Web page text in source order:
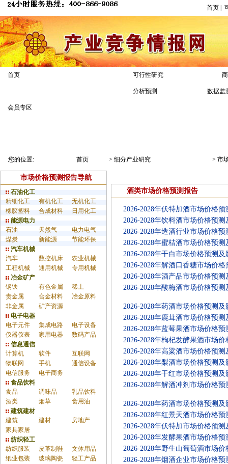
首页
首页 可行性研究
分析预测 数据监
会员专区
您的位置: 首页 > 细分产业研究 > 市
市场价格预测报告导航
石油化工
精细化工
有机化工
无机化工
橡胶塑料
合成材料
日用化工
能源电力
石油
天然气
电力电气
煤炭
新能源
节能环保
汽车机械
汽车
数控机床
农业机械
工程机械
通用机械
专用机械
冶金矿产
钢铁
有色金属
稀土
贵金属
合金材料
冶金原料
非金属
矿产资源
电子电器
电子元件
集成电路
电子设备
仪器仪表
家用电器
数码产品
信息通信
计算机
软件
互联网
物联网
手机
通信设备
电信服务
电子商务
食品饮料
食品
调味品
乳品饮料
酒类
烟草
食用油
建筑建材
建筑
建材
房地产
家具家居
纺织轻工
纺织服装
皮革制鞋
文体用品
纸业包装
玻璃陶瓷
轻工产品
酒类市场价格预测报告
2026-2028年伏特加酒市场价格
2026-2028年饮料酒市场价格预
2026-2028年造酒行业市场价格
2026-2028年蜜桔酒市场价格预
2026-2028年干白市场价格预测
2026-2028年解酒口香糖市场价
2026-2028年酒产品市场价格预
2026-2028年酸梅酒市场价格预
2026-2028年药酒市场价格预测
2026-2028年鹿茸酒市场价格预
2026-2028年蓝莓果酒市场价格
2026-2028年枸杞发酵果酒市场
2026-2028年高粱酒市场价格预
2026-2028年梨酒市场价格预测
2026-2028年干红市场价格预测
2026-2028年解酒冲剂市场价格
2026-2028年药酒市场价格预测
2026-2028年红景天酒市场价格
2026-2028年伏特加市场价格预
2026-2028年发酵果酒市场价格
2026-2028年野生山葡萄酒市场
2026-2028年烟酒企业市场价格